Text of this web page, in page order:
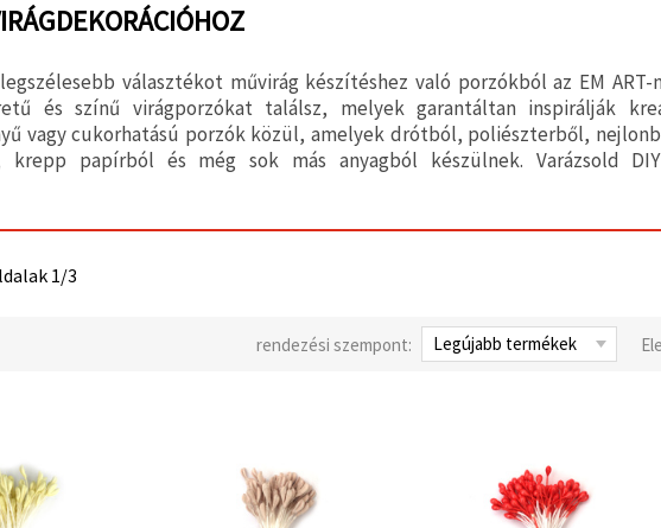
választékot művirág készítéshez való porzókból az EM
és színű virágporzókat találsz, melyek garantáltan inspirálják
vagy cukorhatású porzók közül, amelyek drótból, poliészterből,
krepp papírból és még sok más anyagból készülnek. Varázsold
1/3
rendezési szempont: